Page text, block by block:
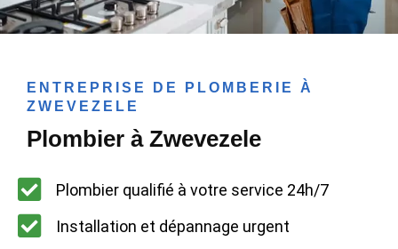
ENTREPRISE DE PLOMBERIE À
ZWEVEZELE
Plombier à Zwevezele
Plombier qualifié à votre service 24h/7
Installation et dépannage urgent